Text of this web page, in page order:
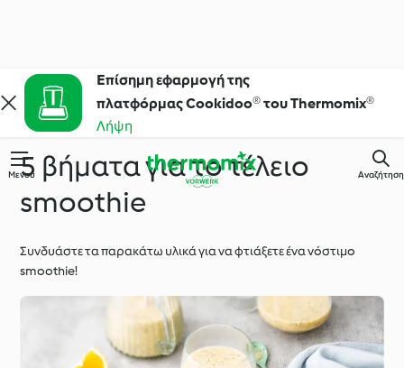
Επίσημη εφαρμογή της
πλατφόρμας Cookidoo® του Thermomix®
Λήψη
Μενού Αναζήτηση
5 βήματα για το τέλειο
smoothie
Συνδυάστε τα παρακάτω υλικά για να φτιάξετε ένα νόστιμο
smoothie!